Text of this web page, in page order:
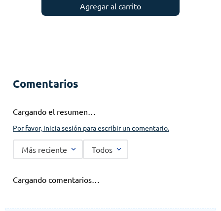
Agregar al carrito
Comentarios
Cargando el resumen…
Por favor, inicia sesión para escribir un comentario.
Más reciente Todos
Cargando comentarios…